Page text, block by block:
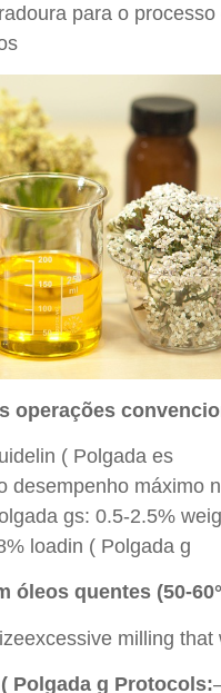
para o
operações
( Polgada es
desempenho máximo
gs: 0.5-2.5%
loadin ( Polgada g
óleos quentes (50-
milling
Polgada g Protocols: